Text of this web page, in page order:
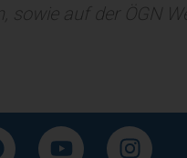
sowie auf der ÖGN